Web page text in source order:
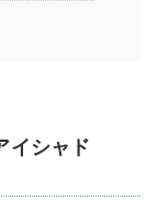
イシャド